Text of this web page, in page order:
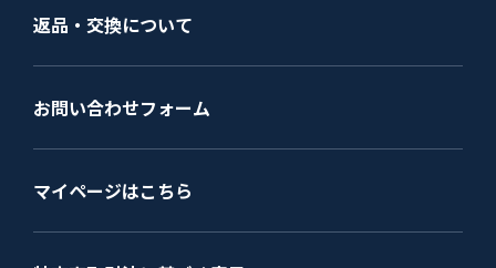
返品・交換について
お問い合わせフォーム
マイページはこちら